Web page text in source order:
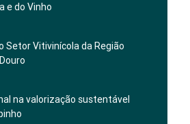
e do Vinho
Setor Vitivinícola da Região
na valorização sustentável